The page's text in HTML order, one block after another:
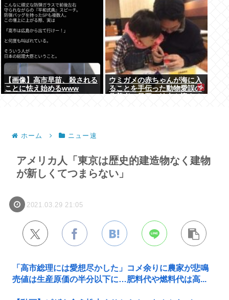
【画像】高市早苗、殺される
ことに怯え始めるwww
ウミガメの赤ちゃんが海に入
ることを手伝った動物愛誤の
ホーム ニュー速
アメリカ人「東京は歴史的建造物なく建物
が新しくてつまらない」
2021.03.29 21:05
「高市総理には愛想尽かした」コメ余りに農家が悲鳴
売値は生産原価の半分以下に…肥料代や燃料代は高...